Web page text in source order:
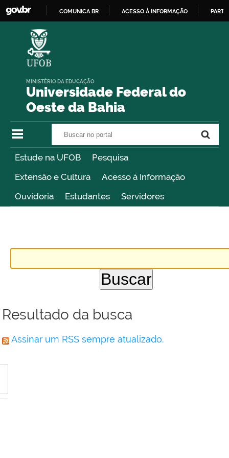
COMUNICA BR ACESSO À INFORMAÇÃO
Universidade Federal do
Oeste da Bahia
MINISTÉRIO DA EDUCAÇÃO
Estude na UFOB
Pesquisa
Extensão e Cultura
Acesso à Informação
Ouvidoria
Estudantes Servidores
Resultado da busca
Assinar um RSS sempre atualizado.